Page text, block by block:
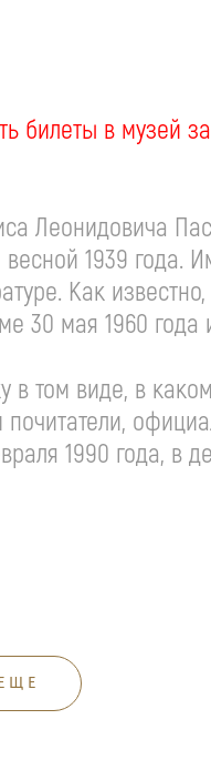
билеты в музей
Леонидовича
1939 года.
Как
30 мая 1960
в том виде, в
1990 года, в